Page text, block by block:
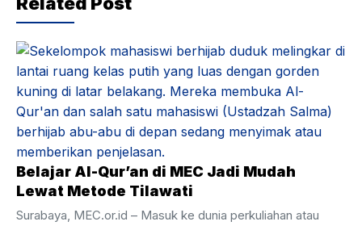
Belajar Al-Qur’an di MEC Jadi Mudah
Lewat Metode Tilawati
Surabaya, MEC.or.id – Masuk ke dunia perkuliahan atau